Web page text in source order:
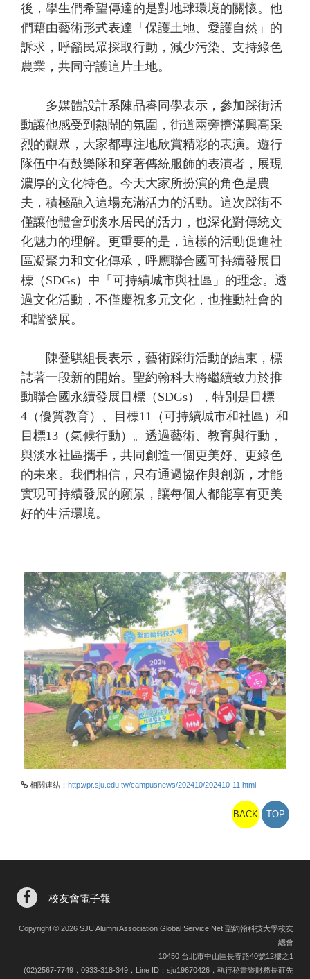
後，學生們希望傳達的是對地球環境的關懷。他
們藉由藝術形式表達「保護土地、愛護自然」的
訴求，呼籲民眾採取行動，減少污染、支持綠色
農業，共同守護這片土地。
多媒體設計系陳品睿同學表示，參加踩街活
動讓他感受到熱鬧的氛圍，街道兩旁擠滿興高采
烈的觀眾，大家都專注地欣賞精彩的表演。遊行
隊伍中有鼓樂隊和穿著傳統服飾的表演者，展現
濃厚的文化特色。今天大家所扮演的角色是農
夫，積極融入這場充滿活力的活動。這次踩街不
僅讓他體會到淡水居民的活力，也深化對傳統文
化魅力的理解。更重要的是，這樣的活動促進社
區凝聚力和文化傳承，呼應聯合國可持續發展目
標（SDGs）中「可持續城市與社區」的理念。透
過文化活動，不僅慶祝多元文化，也推動社會的
和諧發展。
陳登騏組長表示，藝術踩街活動的結束，標
誌著一段新的開始。聖約翰科大將繼續致力於推
動聯合國永續發展目標（SDGs），特別是目標
4（優質教育）、目標11（可持續城市和社區）和
目標13（氣候行動）。透過藝術、教育與行動，
與淡水社區攜手，共同創造一個更美好、更綠色
的未來。我們相信，只有通過協作與創新，才能
實現可持續發展的願景，讓每個人都能享有更美
好的生活環境。
相關連結： http://pr.sju.edu.tw/campusnews/202410/202410-11.html
BACK TOP
校友會電子報
Copyright © 2026 SJU Alumni Association Global Service Net 聖約翰科技大學校友
總會
10450 台北市中山區長春路40號12樓之1
(02)2567-7749，0933-318-349，Line ID：sju19670426，執行秘書暨財務長莊先